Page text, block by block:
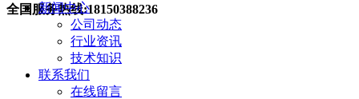
全国服务热线:18150388236
新闻中心
公司动态
行业资讯
技术知识
联系我们
在线留言